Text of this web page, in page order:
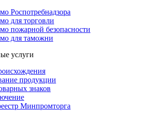
Роспотребнадзора
для торговли
пожарной безопасности
для таможни
услуги
продукции
знаков
Минпромторга